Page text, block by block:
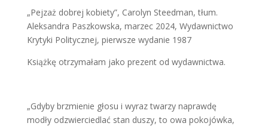
„Pejzaż dobrej kobiety”, Carolyn Steedman, tłum.
Aleksandra Paszkowska, marzec 2024, Wydawnictwo
Krytyki Politycznej, pierwsze wydanie 1987
Książkę otrzymałam jako prezent od wydawnictwa.
„Gdyby brzmienie głosu i wyraz twarzy naprawdę
modły odzwierciedlać stan duszy, to owa pokojówka,